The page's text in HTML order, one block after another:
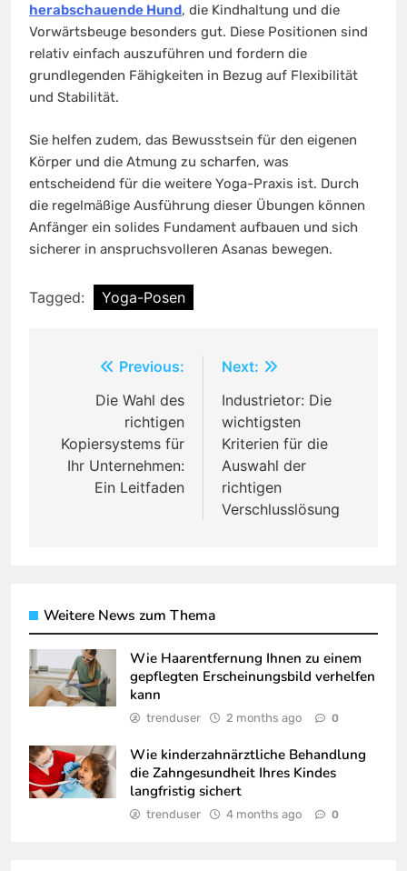
herabschauende Hund, die Kindhaltung und die
Vorwärtsbeuge besonders gut. Diese Positionen sind
relativ einfach auszuführen und fordern die
grundlegenden Fähigkeiten in Bezug auf Flexibilität
und Stabilität.
Sie helfen zudem, das Bewusstsein für den eigenen
Körper und die Atmung zu scharfen, was
entscheidend für die weitere Yoga-Praxis ist. Durch
die regelmäßige Ausführung dieser Übungen können
Anfänger ein solides Fundament aufbauen und sich
sicherer in anspruchsvolleren Asanas bewegen.
Tagged: Yoga-Posen
navigation
Previous:
Die Wahl des
richtigen
Kopiersystems für
Ihr Unternehmen:
Ein Leitfaden
Next:
Industrietor: Die
wichtigsten
Kriterien für die
Auswahl der
richtigen
Verschlusslösung
Weitere News zum Thema
Wie Haarentfernung Ihnen zu einem
gepflegten Erscheinungsbild verhelfen
kann
trenduser 2 months ago 0
Wie kinderzahnärztliche Behandlung
die Zahngesundheit Ihres Kindes
langfristig sichert
trenduser 4 months ago 0